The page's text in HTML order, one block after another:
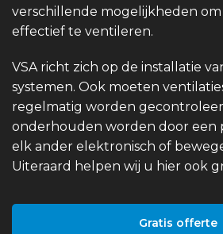
verschillende mogelijkheden
effectief te ventileren.
VSA richt zich op de installatie
systemen. Ook moeten
regelmatig worden
onderhouden worden door een
elk ander elektronisch of
Uiteraard helpen wij u hier ook
Gratis offerte